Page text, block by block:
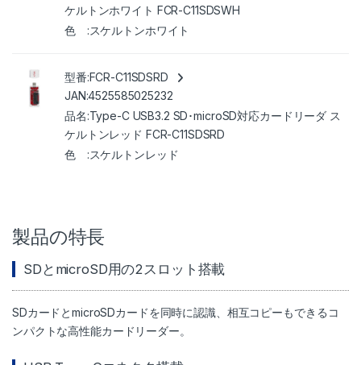
ケルトンホワイト FCR-C11SDSWH
スケルトンホワイト
FCR-C11SDSRD
4525585025232
Type-C USB3.2 SD･microSD対応カードリーダ ス
ケルトンレッド FCR-C11SDSRD
スケルトンレッド
製品の特長
SDとmicroSD用の2スロット搭載
SDカードとmicroSDカードを同時に認識、相互コピーもできるコ
ンパクトな高性能カードリーダー。